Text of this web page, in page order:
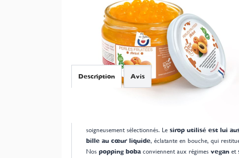
Description Avis
soigneusement sélectionnés. Le sirop utilisé est lui
bille au cœur liquide, éclatante en bouche, qui
Nos popping bobaconviennent aux régimes veganet